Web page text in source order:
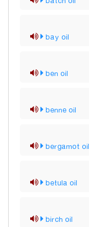
bay oil
ben oil
benne oil
bergamot oil
betula oil
birch oil